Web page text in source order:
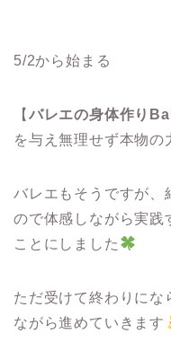
5/2から始まる
【 バレエの身体作り
を与え無理せず本物の
バレエもそうですが、
ので体感しながら実践
ことにしました
ただ受けて終わりにな
ながら進めていきます